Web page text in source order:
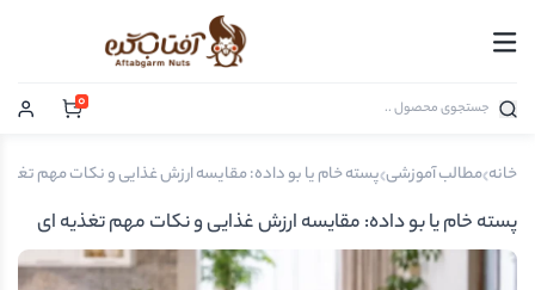
0
خانه مطالب آموزشی پسته خام یا بو داده: مقایسه ارزش غذایی و نکات مهم
پسته خام یا بو داده: مقایسه ارزش غذایی و نکات مهم تغذیه ای